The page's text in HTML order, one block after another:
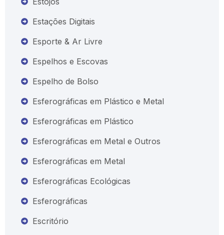
Estações Digitais
Esporte & Ar Livre
Espelhos e Escovas
Espelho de Bolso
Esferográficas em Plástico e Metal
Esferográficas em Plástico
Esferográficas em Metal e Outros
Esferográficas em Metal
Esferográficas Ecológicas
Esferográficas
Escritório